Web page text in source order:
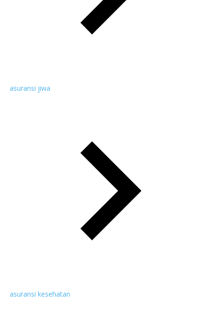
asuransi jiwa
asuransi kesehatan